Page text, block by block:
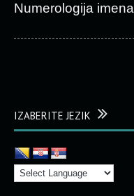
Numerologija imena
IZABERITE JEZIK